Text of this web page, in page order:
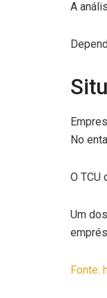
A
No
O TCU
Um
Fonte: